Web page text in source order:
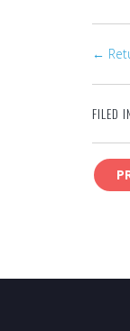
←
FILED